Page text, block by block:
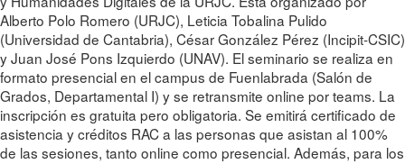
Alberto Polo Romero (URJC), Leticia Tobalina Pulido
(Universidad de Cantabria), César González Pérez (Incipit-CSIC)
y Juan José Pons Izquierdo (UNAV). El seminario se realiza en
formato presencial en el campus de Fuenlabrada (Salón de
Grados, Departamental I) y se retransmite online por teams. La
inscripción es gratuita pero obligatoria. Se emitirá certificado de
asistencia y créditos RAC a las personas que asistan al 100%
de las sesiones, tanto online como presencial. Además, para los